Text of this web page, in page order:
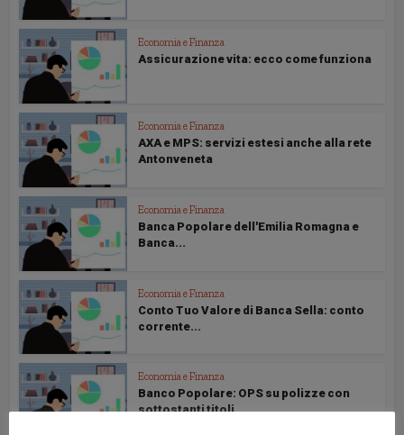
Economia e Finanza
Assicurazione vita: ecco come funziona
Economia e Finanza
AXA e MPS: servizi estesi anche alla rete
Antonveneta
Economia e Finanza
Banca Popolare dell'Emilia Romagna e
Banca...
Economia e Finanza
Conto Tuo Valore di Banca Sella: conto
corrente...
Economia e Finanza
Banco Popolare: OPS su polizze con
sottostanti titoli...